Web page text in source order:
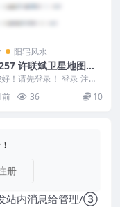
阳宅风水
许联斌卫星地图寻
10大技巧10集视频
修复？
！请先登录！ 登录 注册
卫星地图寻龙点穴10大技巧
【新】...
前 36 10
册
站内消息给管理/③